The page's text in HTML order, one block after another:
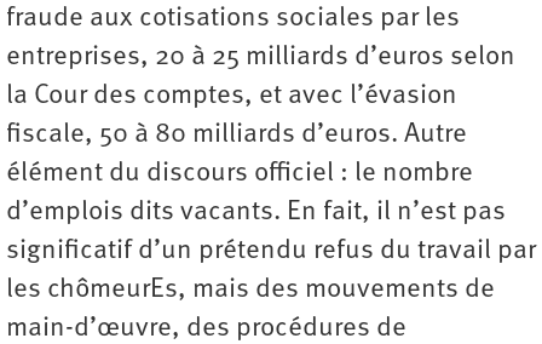
fraude aux cotisations sociales par les
entreprises, 20 à 25 milliards d’euros selon
la Cour des comptes, et avec l’évasion
fiscale, 50 à 80 milliards d’euros. Autre
élément du discours officiel : le nombre
d’emplois dits vacants. En fait, il n’est pas
significatif d’un prétendu refus du travail par
les chômeurEs, mais des mouvements de
main-d’œuvre, des procédures de